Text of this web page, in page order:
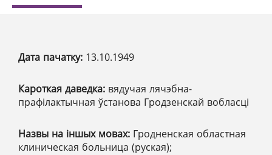
Дата пачатку: 13.10.1949
Кароткая даведка: вядучая лячэбна-
прафілактычная ўстанова Гродзенскай вобласці
Назвы на іншых мовах: Гродненская областная
клиническая больница (руская);